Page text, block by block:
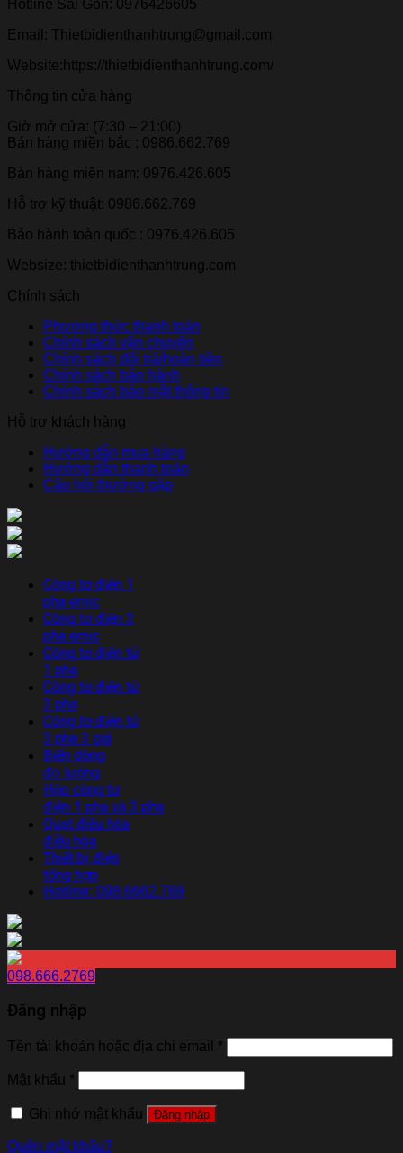
Hotline Sài Gòn: 0976426605
Email: Thietbidienthanhtrung@gmail.com
Website:https://thietbidienthanhtrung.com/
Thông tin cửa hàng
Giờ mở cửa: (7:30 – 21:00)
Bán hàng miền bắc : 0986.662.769
Bán hàng miền nam: 0976.426.605
Hỗ trợ kỹ thuật: 0986.662.769
Bảo hành toàn quốc : 0976.426.605
Websize: thietbidienthanhtrung.com
Chính sách
Phương thức thanh toán
Chính sách vận chuyển
Chính sách đổi trả/hoàn tiền
Chính sách bảo hành
Chính sách bảo mật thông tin
Hỗ trợ khách hàng
Hướng dẫn mua hàng
Hướng dẫn thanh toán
Câu hỏi thường gặp
Công tơ điện 1
pha emic
Công tơ điện 3
pha emic
Công tơ điện tử
1 pha
Công tơ điện tử
3 pha
Công tơ điện tử
3 pha 3 giá
Biến dòng
đo lường
Hộp công tơ
điện 1 pha và 3 pha
Quạt điều hòa
điều hòa
Thiết bị điện
tổng hợp
Hotline: 098.6662.769
098.666.2769
Đăng nhập
Tên tài khoản hoặc địa chỉ email *
Mật khẩu *
Ghi nhớ mật khẩu Đăng nhập
Quên mật khẩu?